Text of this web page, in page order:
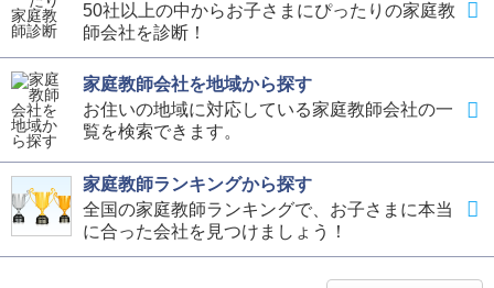
50社以上の中からお子さまにぴったりの家庭教
師会社を診断！
家庭教師会社を地域から探す
お住いの地域に対応している家庭教師会社の一
覧を検索できます。
家庭教師ランキングから探す
全国の家庭教師ランキングで、お子さまに本当
に合った会社を見つけましょう！